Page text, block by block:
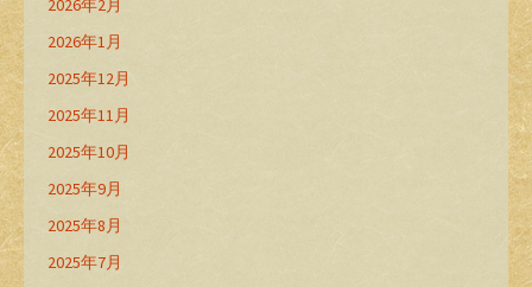
2026年2月
2026年1月
2025年12月
2025年11月
2025年10月
2025年9月
2025年8月
2025年7月